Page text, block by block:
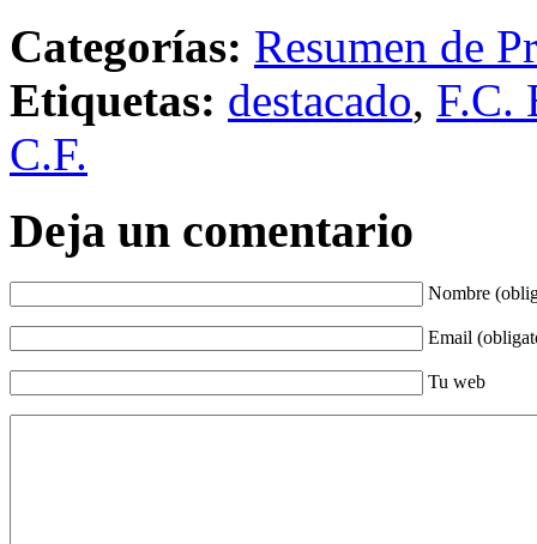
Categorías: Resumen de
Etiquetas: destacado, F.C.
C.F.
Deja un comentario
Nombre
Email
Tu web